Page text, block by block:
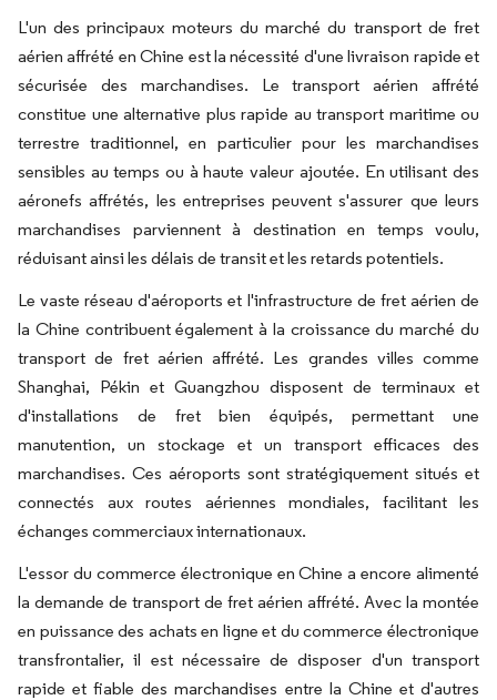
L'un des principaux moteurs du marché du transport de fret
aérien affrété en Chine est la nécessité d'une livraison rapide et
sécurisée des marchandises. Le transport aérien affrété
constitue une alternative plus rapide au transport maritime ou
terrestre traditionnel, en particulier pour les marchandises
sensibles au temps ou à haute valeur ajoutée. En utilisant des
aéronefs affrétés, les entreprises peuvent s'assurer que leurs
marchandises parviennent à destination en temps voulu,
réduisant ainsi les délais de transit et les retards potentiels.
Le vaste réseau d'aéroports et l'infrastructure de fret aérien de
la Chine contribuent également à la croissance du marché du
transport de fret aérien affrété. Les grandes villes comme
Shanghai, Pékin et Guangzhou disposent de terminaux et
d'installations de fret bien équipés, permettant une
manutention, un stockage et un transport efficaces des
marchandises. Ces aéroports sont stratégiquement situés et
connectés aux routes aériennes mondiales, facilitant les
échanges commerciaux internationaux.
L'essor du commerce électronique en Chine a encore alimenté
la demande de transport de fret aérien affrété. Avec la montée
en puissance des achats en ligne et du commerce électronique
transfrontalier, il est nécessaire de disposer d'un transport
rapide et fiable des marchandises entre la Chine et d'autres